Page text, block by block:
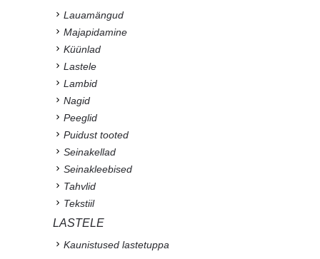
Lauamängud
Majapidamine
Küünlad
Lastele
Lambid
Nagid
Peeglid
Puidust tooted
Seinakellad
Seinakleebised
Tahvlid
Tekstiil
LASTELE
Kaunistused lastetuppa